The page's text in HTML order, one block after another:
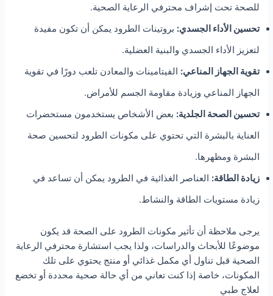
للصحة تحت إشراف محترفي الرعاية الصحية.
تحسين الأداء الجسدي: بروتينات الطرود يمكن أن تكون مفيدة
لتعزيز الأداء الجسدي والبنية العضلية.
تقوية الجهاز المناعي: الفيتامينات والمعادن تلعب دورًا في تقوية
الجهاز المناعي وزيادة مقاومة الجسم للأمراض.
تحسين الصحة الجلدية: بعض الأشخاص يستخدمون مستحضرات
العناية بالبشرة التي تحتوي على مكونات الطرود لتحسين صحة
البشرة ومظهرها.
زيادة الطاقة: العناصر الغذائية في الطرود يمكن أن تساعد في
زيادة مستويات الطاقة والنشاط.
يرجى ملاحظة أن تأثير مكونات الطرود على الصحة قد يكون
موضوعًا للأبحاث والدراسات، ولذا يجب استشارة محترفي الرعاية
الصحية قبل تناول أي مكمل غذائي أو منتج يحتوي على تلك
المكونات، خاصة إذا كنت تعاني من أي حالة صحية محددة أو تخضع
لعلاج طبي